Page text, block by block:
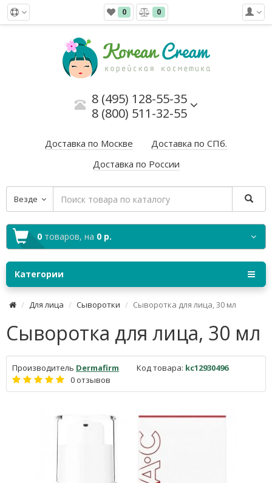
0 0
8 (495) 128-55-35
8 (800) 511-32-55
Доставка по Москве
Доставка по СПб.
Доставка по России
Везде
0 товаров, на 0 р.
Категории
Для лица Сыворотки Сыворотка для лица, 30 мл
Сыворотка для лица, 30 мл
Производитель Dermafirm Код товара: kc12930496
0 отзывов